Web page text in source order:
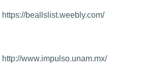
https://beallslist.weebly.com/
http://www.impulso.unam.mx/